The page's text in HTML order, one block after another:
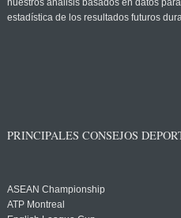
nuestros análisis basados en datos
estadística de los resultados futuros
PRINCIPALES CONSEJOS
ASEAN Championship
ATP Montreal